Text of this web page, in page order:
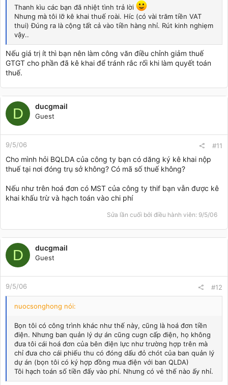
Thanh kìu các bạn đã nhiệt tình trả lời
Nhưng mà tôi lỡ kê khai thuế roài. Híc (có vài trăm tiền VAT
thui) Đúng ra là cộng tất cả vào tiền hàng nhỉ. Rút kinh nghiẹm
vậy..
Nếu giá trị ít thì bạn nên làm công văn điều chỉnh giảm thuế
GTGT cho phần đã kê khai để tránh rắc rối khi làm quyết toán
thuế.
D ducgmail
Guest
9/5/06 #11
Cho mình hỏi BQLDA của công ty bạn có dăng ký kê khai nộp
thuế tại nơi đóng trụ sở không? Có mã số thuế không?
Nếu như trên hoá đơn có MST của công ty thif bạn vẫn được kê
khai khấu trừ và hạch toán vào chi phí
Sửa lần cuối bởi điều hành viên: 9/5/06
D ducgmail
Guest
9/5/06 #12
nuocsonghong nói:
Bọn tôi có công trình khác như thế này, cũng là hoá đơn tiền
điện. Nhưng ban quản lý dự án cũng cugn cấp điện, họ không
đưa tôi cái hoá đơn của bên điện lực như trường hợp trên mà
chỉ đưa cho cái phiếu thu có đóng dấu đỏ chót của ban quản lý
dự án (bọn tôi có ký hợp đồng mua điện với ban QLDA)
Tôi hạch toán số tiền đấy vào phí. Nhưng có vẻ thế nào ấy nhỉ.